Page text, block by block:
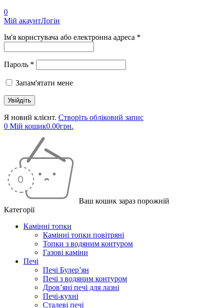
0
Мій акаунтЛогін
Ім'я користувача або електронна адреса *
Пароль *
Запам'ятати мене
Я новий клієнт. Створіть обліковий запис
0 Мій кошик0.00грн.
Ваш кошик зараз порожній
Категорії
Камінні топки
Камінні топки повітряні
Топки з водяним контуром
Газові каміни
Печі
Печі Булер’ян
Печі з водяним контуром
Дров’яні печі для лазні
Печі-кухні
Сталеві печі